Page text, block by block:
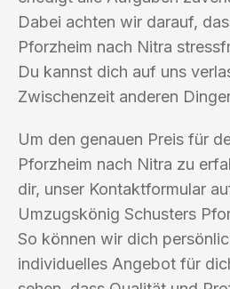
Dabei achten wir darauf,
Pforzheim nach Nitra
Du kannst dich auf uns
Zwischenzeit anderen
Um den genauen Preis für
Pforzheim nach Nitra zu
dir, unser Kontaktformular
Umzugskönig Schusters
So können wir dich
individuelles Angebot für